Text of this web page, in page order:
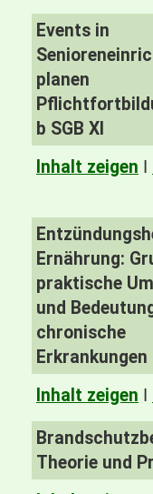
Events in
planen
b SGB XI
Inhalt zeigen I
Ernährung:
praktische
und
chronische
Erkrankungen
Inhalt zeigen I
Theorie und